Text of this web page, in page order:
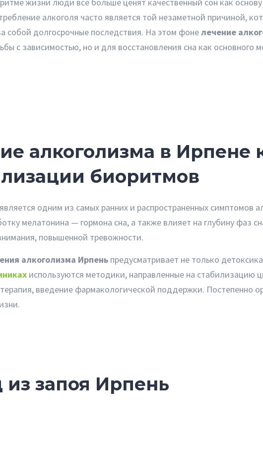
алкоголя часто является той незаметной причиной,
собой долгосрочные последствия. На этом фонелечение
с зависимостью, но и для восстановления сна как основного
алкоголизма в Ирпене
биоритмов
одним из самых ранних и распространенных симптомов
мелатонина — гормона сна, а также влияет на глубину фаз
повышенной тревожности.
алкоголизма Ирпень предусматривает не только
используются методики, направленные на стабилизацию
введение фармакологической поддержки. Постепенно
запоя Ирпень